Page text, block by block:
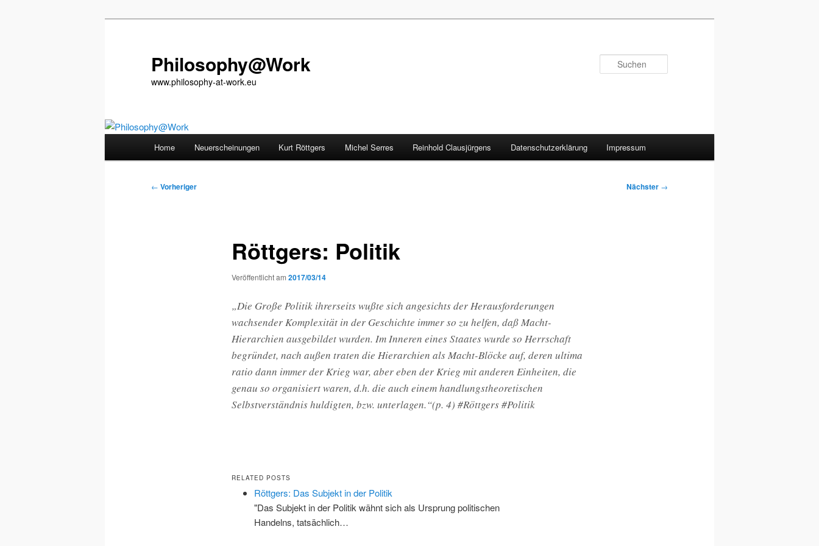
Philosophy@Work
www.philosophy-at-work.eu
Home Neuerscheinungen Kurt Röttgers Michel Serres Reinhold Clausjürgens Datenschutzerklärung Impressum
Beitragsnavigation
← Vorheriger Nächster →
Röttgers: Politik
Veröffentlicht am 2017/03/14
„Die Große Politik ihrerseits wußte sich angesichts der Herausforderungen
wachsender Komplexität in der Geschichte immer so zu helfen, daß Macht-
Hierarchien ausgebildet wurden. Im Inneren eines Staates wurde so Herrschaft
begründet, nach außen traten die Hierarchien als Macht-Blöcke auf, deren ultima
ratio dann immer der Krieg war, aber eben der Krieg mit anderen Einheiten, die
genau so organisiert waren, d.h. die auch einem handlungstheoretischen
Selbstverständnis huldigten, bzw. unterlagen.“(p. 4) #Röttgers #Politik
RELATED POSTS
Röttgers: Das Subjekt in der Politik
"Das Subjekt in der Politik wähnt sich als Ursprung politischen
Handelns, tatsächlich…